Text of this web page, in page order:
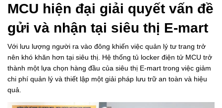
MCU hiện đại giải quyết vấn đề
gửi và nhận tại siêu thị E-mart
Với lưu lượng người ra vào đông khiến việc quản lý tư trang trở
nên khó khăn hơn tại siêu thị. Hệ thống tủ locker điện tử MCU trở
thành một lựa chọn hàng đầu của siêu thị E-mart trong việc giảm
chi phí quản lý và thiết lập một giải pháp lưu trữ an toàn và hiệu
quả.